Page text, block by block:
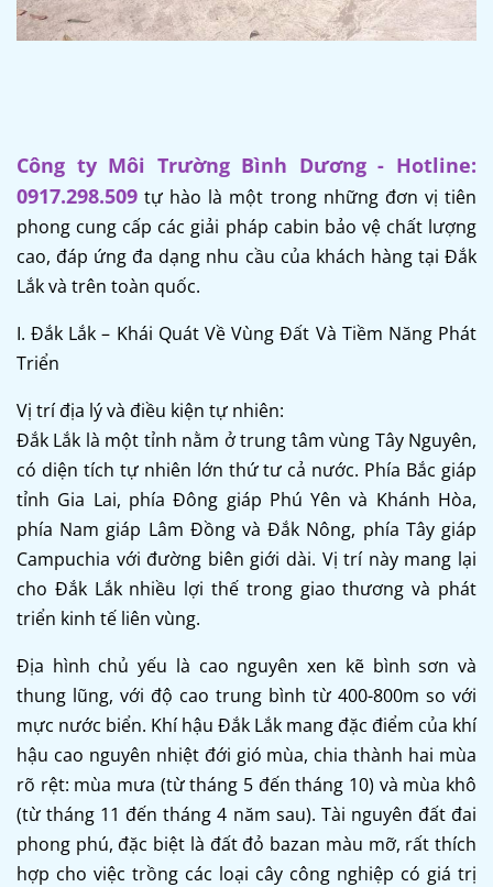
Công ty Môi Trường Bình Dương - Hotline:
0917.298.509 tự hào là một trong những đơn vị tiên
phong cung cấp các giải pháp cabin bảo vệ chất lượng
cao, đáp ứng đa dạng nhu cầu của khách hàng tại Đắk
Lắk và trên toàn quốc.
I. Đắk Lắk – Khái Quát Về Vùng Đất Và Tiềm Năng Phát
Triển
Vị trí địa lý và điều kiện tự nhiên:
Đắk Lắk là một tỉnh nằm ở trung tâm vùng Tây Nguyên,
có diện tích tự nhiên lớn thứ tư cả nước. Phía Bắc giáp
tỉnh Gia Lai, phía Đông giáp Phú Yên và Khánh Hòa,
phía Nam giáp Lâm Đồng và Đắk Nông, phía Tây giáp
Campuchia với đường biên giới dài. Vị trí này mang lại
cho Đắk Lắk nhiều lợi thế trong giao thương và phát
triển kinh tế liên vùng.
Địa hình chủ yếu là cao nguyên xen kẽ bình sơn và
thung lũng, với độ cao trung bình từ 400-800m so với
mực nước biển. Khí hậu Đắk Lắk mang đặc điểm của khí
hậu cao nguyên nhiệt đới gió mùa, chia thành hai mùa
rõ rệt: mùa mưa (từ tháng 5 đến tháng 10) và mùa khô
(từ tháng 11 đến tháng 4 năm sau). Tài nguyên đất đai
phong phú, đặc biệt là đất đỏ bazan màu mỡ, rất thích
hợp cho việc trồng các loại cây công nghiệp có giá trị